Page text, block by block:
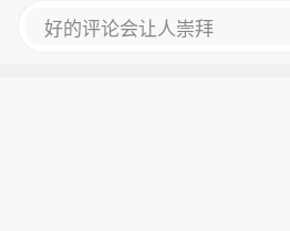
好的评论会让人崇拜